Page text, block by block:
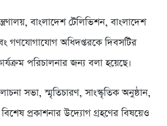
বাংলাদেশ টেলিভিশন, বাংলাদেশ
গণযোগাযোগ অধিদপ্তরকে দিবসটির
পরিচালনার জন্য বলা হয়েছে।
সভা, স্মৃতিচারণ, সাংস্কৃতিক অনুষ্ঠান,
প্রকাশনার উদ্যোগ গ্রহণের বিষয়েও